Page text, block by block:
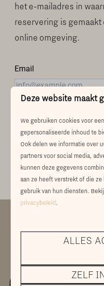
het e-mailadres in
reservering is gemaakt
online omgeving.
Email
ONTVANG
Deze website maakt
We gebruiken cookies voor
gepersonaliseerde inhoud te
Ook delen we informatie over
partners voor social media,
kunnen deze gegevens
aan ze heeft verstrekt of die
gebruik van hun diensten.
privacybeleid
ALLES
ZELF